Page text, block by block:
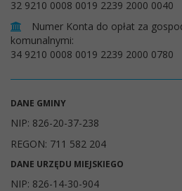
32 9210 0008 0019 2239 2000 0040
Numer Konta do opłat za
komunalnymi:
34 9210 0008 0019 2239 2000 0780
DANE GMINY
NIP: 826-20-37-238
REGON: 711 582 204
DANE URZĘDU MIEJSKIEGO
NIP: 826-14-30-904